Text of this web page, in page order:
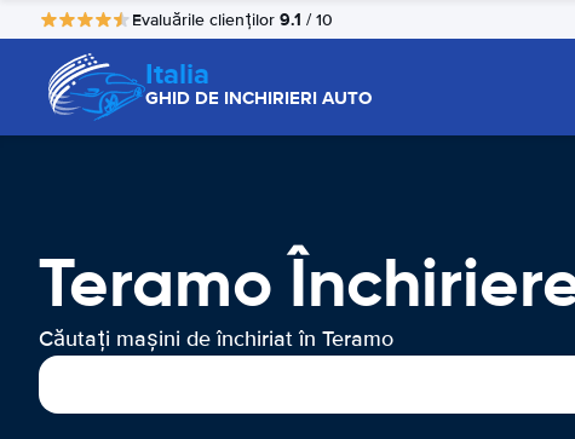
Evaluările clienților 9.1 / 10
Italia
GHID DE INCHIRIERI AUTO
Teramo
Căutați mașini de închiriat în Teramo